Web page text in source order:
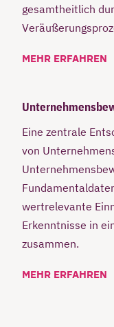
gesamtheitlich
MEHR ERFAHREN
Eine zentrale
von
wertrelevante
Erkenntnisse in
zusammen.
MEHR ERFAHREN